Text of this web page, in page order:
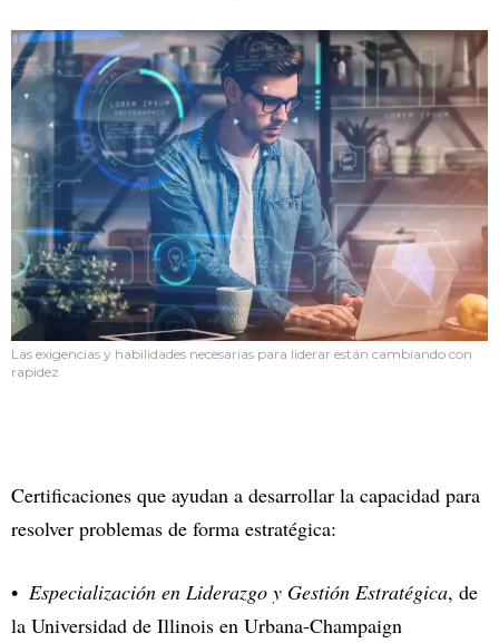
Las exigencias y habilidades necesarias para liderar están cambiando con
rapidez
Certificaciones que ayudan a desarrollar la capacidad para
resolver problemas de forma estratégica:
Especialización en Liderazgo y Gestión Estratégica, de
la Universidad de Illinois en Urbana-Champaign